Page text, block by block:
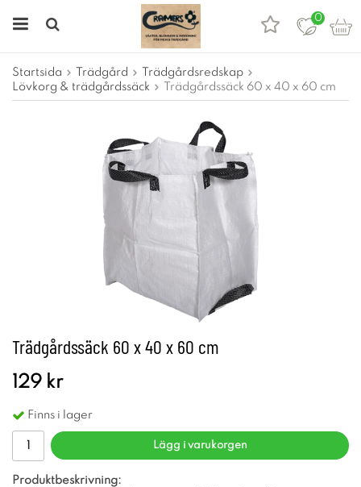
0
Startsida Trädgård
Trädgårdsredskap
Lövkorg & trädgårdssäck
Trädgårdssäck 60 x 40 x 60 cm
Trädgårdssäck 60 x 40 x 60 cm
129 kr
Finns i lager
Lägg i varukorgen
Produktbeskrivning: